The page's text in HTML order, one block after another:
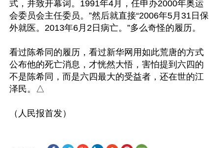
式，并致开幕词。1991年4月，任申办2000年奥运
会委员会主任委员。”然后就直接“2006年5月31日保
外就医。2013年6月2日病亡。”多么奇怪的履历。
看过陈希同的履历，看过新华网用如此荒唐的方式
公布他的死亡消息，才恍然大悟，害怕提到六四的
不是陈希同，而是六四最大的受益者，还在世的江
泽民。△